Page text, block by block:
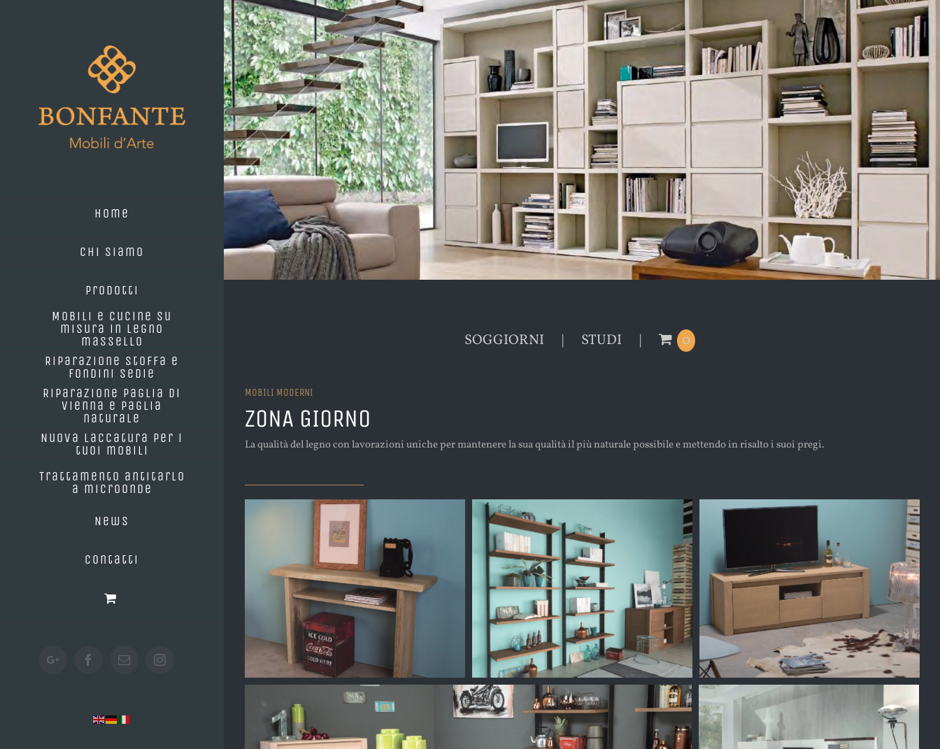
Home
Chi Siamo
Prodotti
Mobili e cucine su
misura in legno
massello
Riparazione stoffa e
fondini sedie
Riparazione paglia di
Vienna e paglia
naturale
Nuova laccatura per i
tuoi mobili
Trattamento antitarlo
a microonde
News
Contatti
Google+ FacebookEmail Instagram
SOGGIORNI STUDI 0
MOBILI MODERNI
ZONA GIORNO
La qualità del legno con lavorazioni uniche per mantenere la sua qualità il più naturale possibile e mettendo in risalto i suoi pregi.